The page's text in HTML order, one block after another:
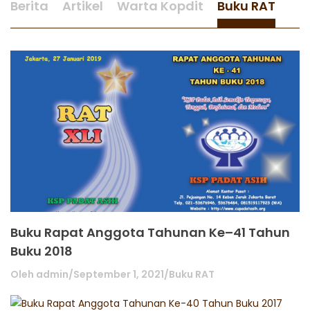
Berita Artikel Warta Kopdit Buku RAT
Buku Rapat Anggota Tahunan Ke–41 Tahun
Buku 2018
Oleh admin/September 1, 2021/Buku RAT